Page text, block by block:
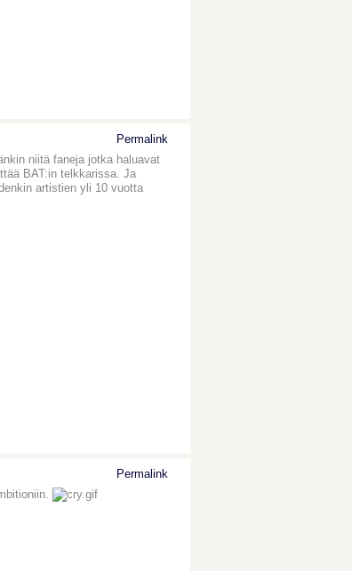
Permalink
niitä faneja jotka haluavat
BAT:in telkkarissa. Ja
artistien yli 10 vuotta
Permalink